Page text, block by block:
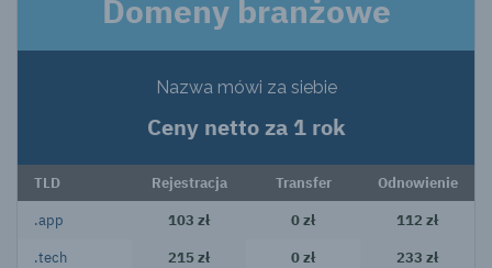
Domeny branżowe
Nazwa mówi za siebie
Ceny netto za 1 rok
TLD Rejestracja Transfer Odnowienie
.app 103 zł 0 zł 112 zł
.tech 215 zł 0 zł 233 zł